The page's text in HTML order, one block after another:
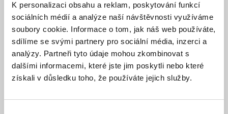
K personalizaci obsahu a reklam, poskytování funkcí
sociálních médií a analýze naší návštěvnosti využíváme
soubory cookie. Informace o tom, jak náš web používáte,
sdílíme se svými partnery pro sociální média, inzerci a
analýzy. Partneři tyto údaje mohou zkombinovat s
dalšími informacemi, které jste jim poskytli nebo které
získali v důsledku toho, že používáte jejich služby.
Skladem
519 Kč
Detail Do košíku